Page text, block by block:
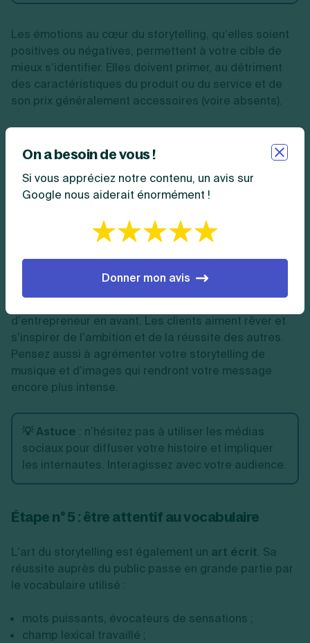
Les émotions au cœur du storytelling, qu’elles soient
positives ou négatives, permettent à votre cible de
mieux s’identifier. Elles doivent primer, au détriment
des caractéristiques du produit ou du service et de
son prix généralement accessoires (voire absents).
Pour être mémorable, le
storytelling de votre
entreprise doit être impactant et original
le message transmis que par le format utilisé. Les
futurs consommateurs de votre produit ou service
doivent vivre une expérience qui n’existe pas ailleurs
d’entrepreneur en avant. Les clients aiment rêver et
s’inspirer de l’ambition et de la réussite des autres.
Pensez aussi à agrémenter votre storytelling de
musique et d’images qui rendront votre message
encore plus intense.
💡 Astuce : n’hésitez pas à utiliser les médias
sociaux pour diffuser votre histoire et impliquer
les internautes. Interagissez avec votre audience.
Étape n° 5 : être attentif au vocabulaire
L’art du storytelling est également un art écrit. Sa
réussite auprès du public passe en grande partie par
le vocabulaire utilisé :
mots puissants, évocateurs de sensations ;
champ lexical travaillé ;
On a besoin de vous !
Si vous appréciez notre contenu, un avis sur
Google nous aiderait énormément !
Donner mon avis